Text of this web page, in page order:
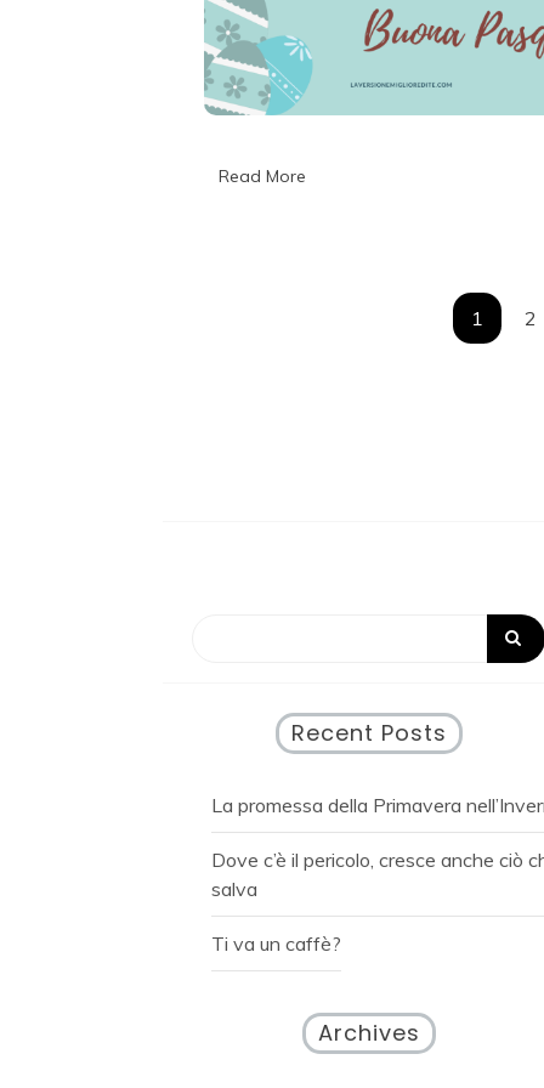
Read More
1 2
Recent Posts
La promessa della Primavera
Dove c’è il pericolo, cresce anche ciò
salva
Ti va un caffè?
Archives